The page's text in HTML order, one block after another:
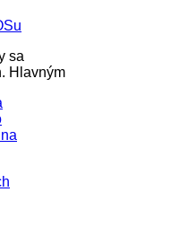
sa
Hlavným